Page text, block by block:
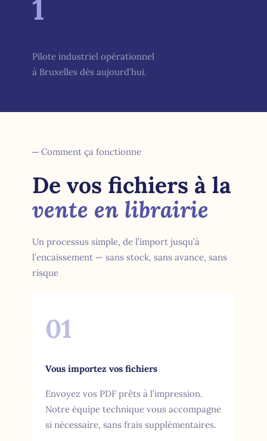
1
Pilote industriel opérationnel
à Bruxelles dès aujourd’hui.
─ Comment ça fonctionne
De vos fichiers à la
vente en librairie
Un processus simple, de l’import jusqu’à
l’encaissement — sans stock, sans avance, sans
risque
01
Vous importez vos fichiers
Envoyez vos PDF prêts à l’impression.
Notre équipe technique vous accompagne
si nécessaire, sans frais supplémentaires.